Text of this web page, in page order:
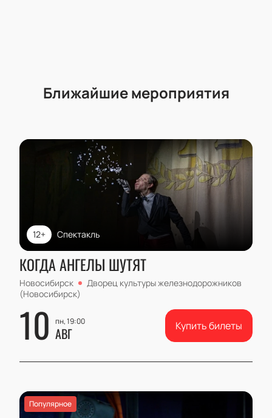
Ближайшие мероприятия
Спектакль
12+
КОГДА АНГЕЛЫ ШУТЯТ
Новосибирск
Дворец культуры железнодорожников
(Новосибирск)
10 пн, 19:00
АВГ Купить билеты
Популярное